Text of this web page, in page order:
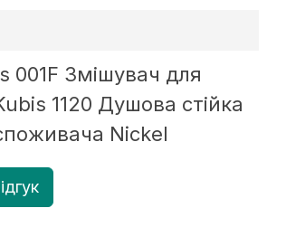
001F Змішувач для
1120 Душова стійка
Nickel